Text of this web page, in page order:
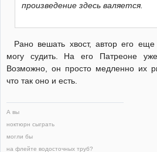
произведение здесь валяется.
Рано вешать хвост, автор его еще
могу судить. На его Патреоне
Возможно, он просто медленно их
что так оно и есть.
А вы
ноктюрн сыграть
могли бы
на флейте водосточных труб?